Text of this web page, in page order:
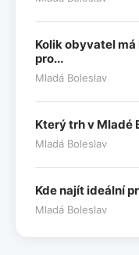
Kolik obyvatel
pro...
Mladá Boleslav
Který trh v Mladé
Mladá Boleslav
Kde najít ideální
Mladá Boleslav